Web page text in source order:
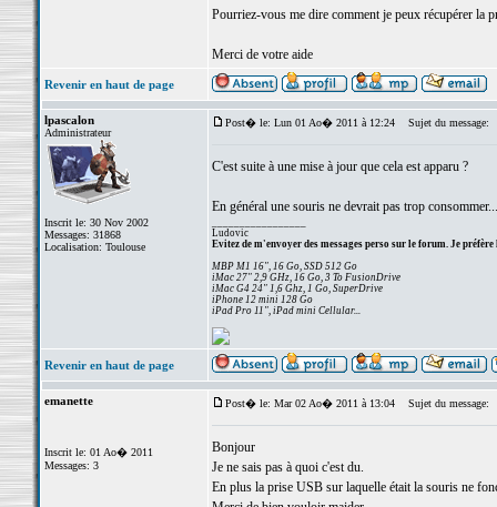
Pourriez-vous me dire comment je peux récupérer la
Merci de votre aide
Revenir en haut de page
lpascalon
Administrateur
Inscrit le: 30 Nov 2002
Messages: 31868
Localisation: Toulouse
Post� le: Lun 01 Ao� 2011 à 12:24 Sujet du message:
C'est suite à une mise à jour que cela est apparu ?
En général une souris ne devrait pas trop
Ludovic
Evitez de m'envoyer des messages perso sur le forum. Je préfère
MBP M1 16", 16 Go, SSD 512 Go
iMac 27" 2,9 GHz, 16 Go, 3 To FusionDrive
iMac G4 24" 1,6 Ghz, 1 Go, SuperDrive
iPhone 12 mini 128 Go
iPad Pro 11", iPad mini Cellular...
Revenir en haut de page
emanette
Inscrit le: 01 Ao� 2011
Messages: 3
Post� le: Mar 02 Ao� 2011 à 13:04 Sujet du message:
Bonjour
Je ne sais pas à quoi c'est du.
En plus la prise USB sur laquelle était la souris ne